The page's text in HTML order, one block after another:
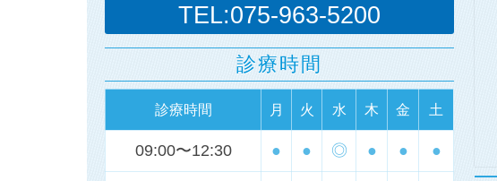
TEL:075-963-5200
診療時間
診療時間 月 火 水 木 金 土
09:00〜12:30 ● ● ◎ ● ● ●